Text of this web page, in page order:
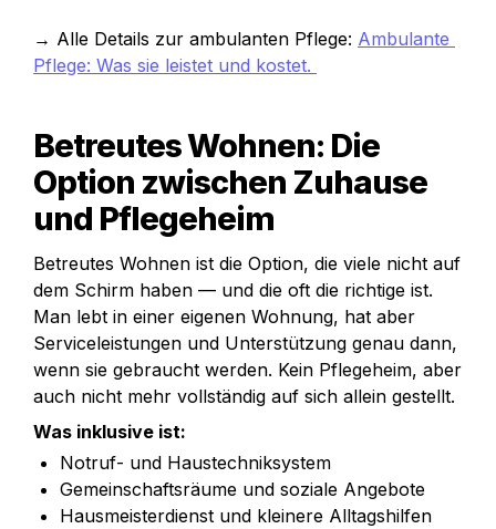
→ Alle Details zur ambulanten Pflege: Ambulante
Pflege: Was sie leistet und kostet.
Betreutes Wohnen: Die
Option zwischen Zuhause
und Pflegeheim
Betreutes Wohnen ist die Option, die viele nicht auf
dem Schirm haben — und die oft die richtige ist.
Man lebt in einer eigenen Wohnung, hat aber
Serviceleistungen und Unterstützung genau dann,
wenn sie gebraucht werden. Kein Pflegeheim, aber
auch nicht mehr vollständig auf sich allein gestellt.
Was inklusive ist:
Notruf- und Haustechniksystem
Gemeinschaftsräume und soziale Angebote
Hausmeisterdienst und kleinere Alltagshilfen